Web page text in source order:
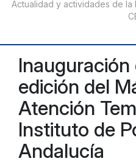
Inauguración
edición del
Atención
Instituto de
Andalucía